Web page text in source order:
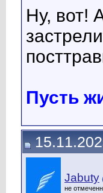
Ну, вот!
Пусть
Jabuty
не